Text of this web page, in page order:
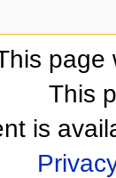
page
This
is